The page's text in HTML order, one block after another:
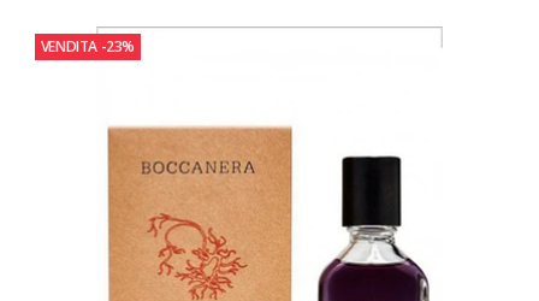
VENDITA -23%